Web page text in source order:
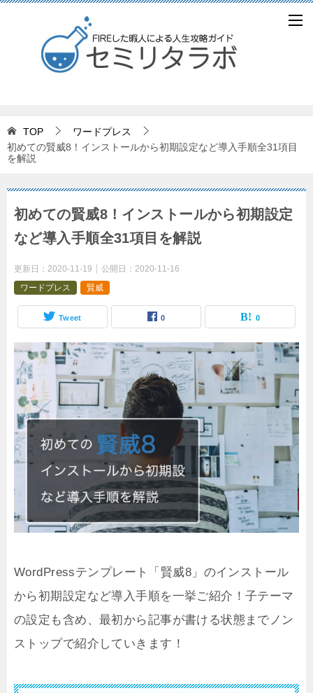
TOP
ワードプレス
初めての賢威8！インストールから初期設定など導入手順全31項目
を解説
初めての賢威8！インストールから初期設定
など導入手順全31項目を解説
更新日： 2020-11-19 公開日： 2020-11-16
ワードプレス
賢威
Tweet 0 0
WordPressテンプレート「賢威8」のインストール
から初期設定など導入手順を一挙ご紹介！子テーマ
の設定も含め、最初から記事が書ける状態までノン
ストップで紹介していきます！